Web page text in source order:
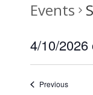
Events
4/10/2026
PreviousEvents